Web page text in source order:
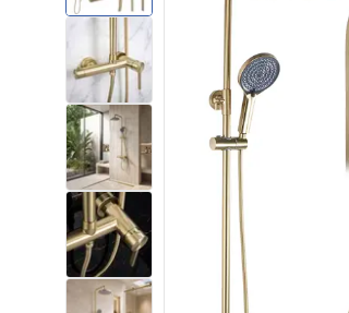
Duschwannen
Duschrinnen
Toiletten
Waschbecken
Wannen und